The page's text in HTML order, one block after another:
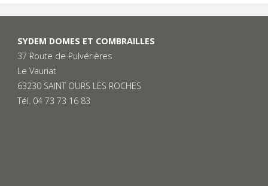
SYDEM DOMES ET COMBRAILLES
37 Route de Pulvérières
Le Vauriat
63230 SAINT OURS LES ROCHES
Tél. 04 73 73 16 83